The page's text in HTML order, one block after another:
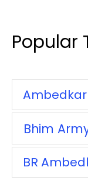
Popular
Ambedkar
Bhim
BR